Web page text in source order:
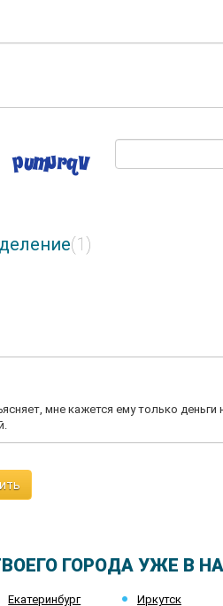
(1)
мне кажется ему только
ГОРОДА УЖЕ В
Екатеринбург Иркутск